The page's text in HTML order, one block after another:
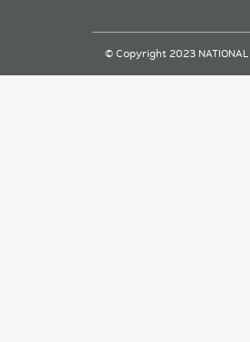
© Copyright 2023 NATIONAL